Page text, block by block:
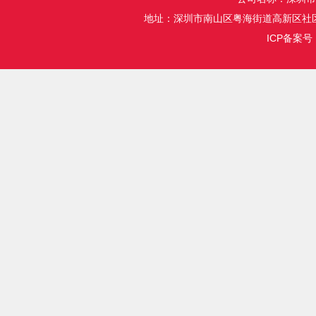
地址：深圳市南山区粤海街道高新区
ICP备案号